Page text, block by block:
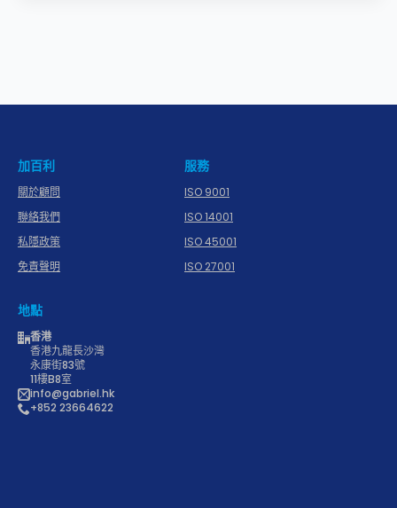
加百利
關於顧問
聯絡我們
私隱政策
免責聲明
服務
ISO 9001
ISO 14001
ISO 45001
ISO 27001
地點
香港
香港九龍長沙灣
永康街83號
11樓B8室
info@gabriel.hk
+852 23664622